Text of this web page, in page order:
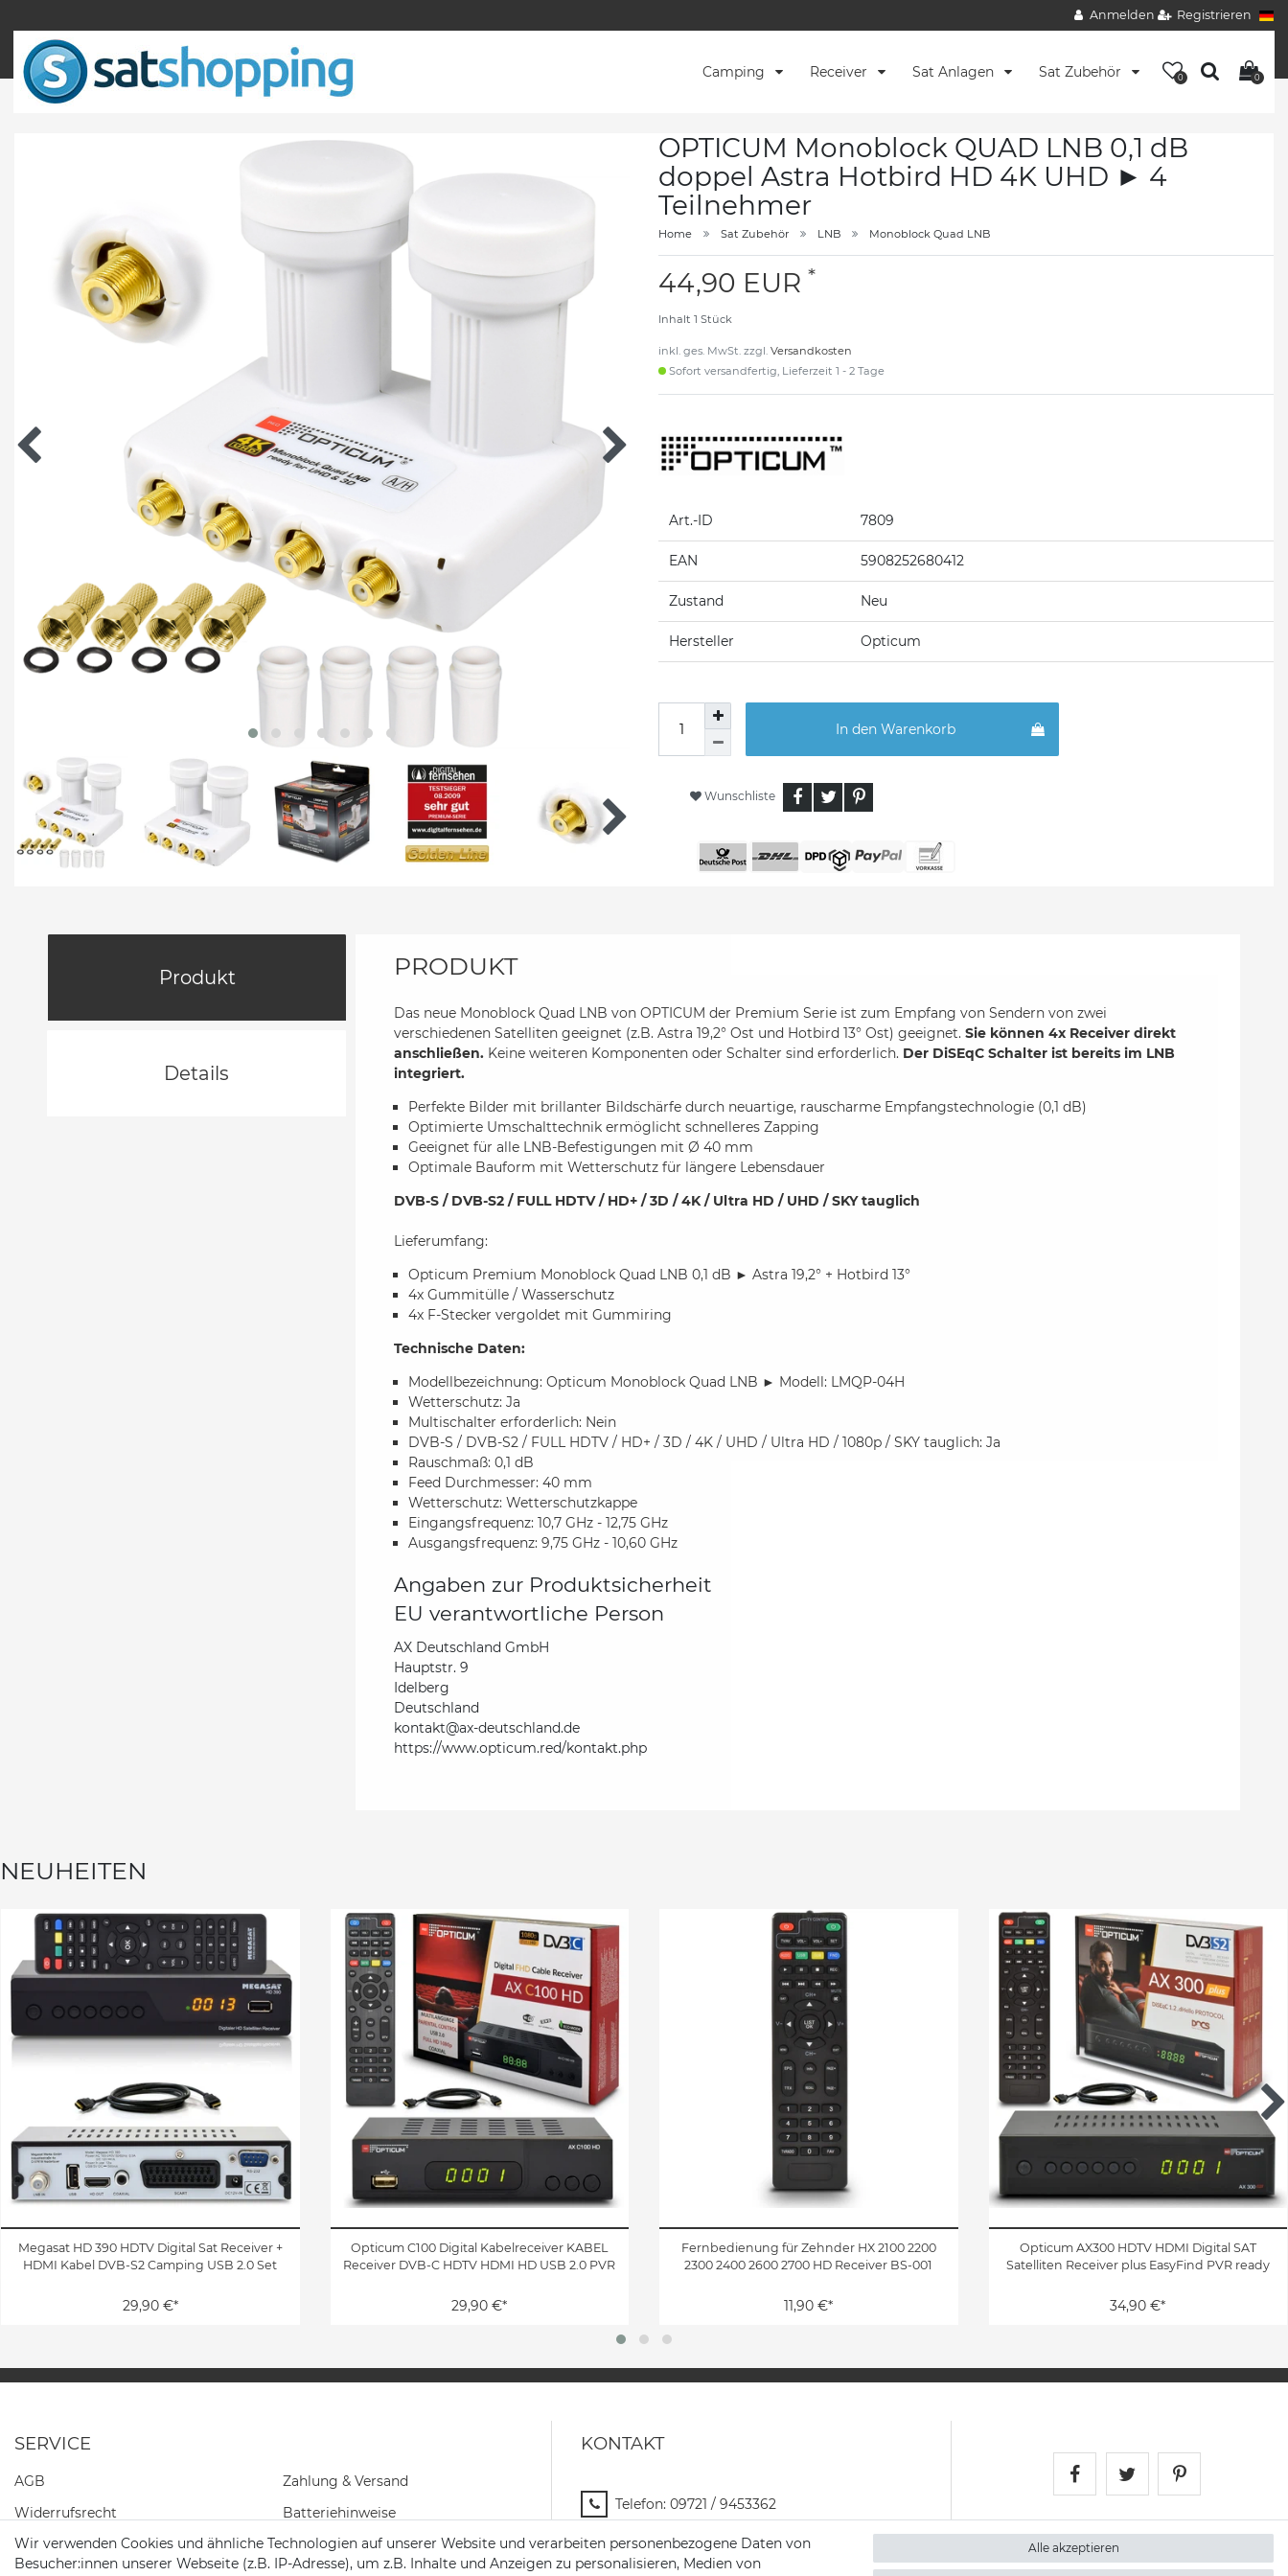
Anmelden Registrieren
Camping Receiver Sat Anlagen Sat Zubehör 0 0
OPTICUM Monoblock QUAD LNB 0,1 dB
doppel Astra Hotbird HD 4K UHD ► 4
Teilnehmer
Home Sat Zubehör LNB Monoblock Quad LNB
44,90 EUR *
Inhalt 1 Stück
inkl. ges. MwSt. zzgl. Versandkosten
Sofort versandfertig, Lieferzeit 1 - 2 Tage
Art.-ID 7809
EAN 5908252680412
Zustand Neu
Hersteller Opticum
In den Warenkorb
Wunschliste
Produkt
Details
PRODUKT
Das neue Monoblock Quad LNB von OPTICUM der Premium Serie ist zum Empfang von Sendern von zwei
verschiedenen Satelliten geeignet (z.B. Astra 19,2° Ost und Hotbird 13° Ost) geeignet. Sie können 4x Receiver direkt
anschließen. Keine weiteren Komponenten oder Schalter sind erforderlich. Der DiSEqC Schalter ist bereits im LNB
integriert.
Perfekte Bilder mit brillanter Bildschärfe durch neuartige, rauscharme Empfangstechnologie (0,1 dB)
Optimierte Umschalttechnik ermöglicht schnelleres Zapping
Geeignet für alle LNB-Befestigungen mit Ø 40 mm
Optimale Bauform mit Wetterschutz für längere Lebensdauer
DVB-S / DVB-S2 / FULL HDTV / HD+ / 3D / 4K / Ultra HD / UHD / SKY tauglich
Lieferumfang:
Opticum Premium Monoblock Quad LNB 0,1 dB ► Astra 19,2° + Hotbird 13°
4x Gummitülle / Wasserschutz
4x F-Stecker vergoldet mit Gummiring
Technische Daten:
Modellbezeichnung: Opticum Monoblock Quad LNB ► Modell: LMQP-04H
Wetterschutz: Ja
Multischalter erforderlich: Nein
DVB-S / DVB-S2 / FULL HDTV / HD+ / 3D / 4K / UHD / Ultra HD / 1080p / SKY tauglich: Ja
Rauschmaß: 0,1 dB
Feed Durchmesser: 40 mm
Wetterschutz: Wetterschutzkappe
Eingangsfrequenz: 10,7 GHz - 12,75 GHz
Ausgangsfrequenz: 9,75 GHz - 10,60 GHz
Angaben zur Produktsicherheit
EU verantwortliche Person
AX Deutschland GmbH
Hauptstr. 9
Idelberg
Deutschland
kontakt@ax-deutschland.de
https://www.opticum.red/kontakt.php
NEUHEITEN
Megasat HD 390 HDTV Digital Sat Receiver +
HDMI Kabel DVB-S2 Camping USB 2.0 Set
29,90 €*
Opticum C100 Digital Kabelreceiver KABEL
Receiver DVB-C HDTV HDMI HD USB 2.0 PVR
29,90 €*
Fernbedienung für Zehnder HX 2100 2200
2300 2400 2600 2700 HD Receiver BS-001
11,90 €*
Opticum AX300 HDTV HDMI Digital SAT
Satelliten Receiver plus EasyFind PVR ready
34,90 €*
SERVICE
AGB
Widerrufs­recht
Daten­schutz­erklärung
Zahlung & Versand
Batteriehinweise
KONTAKT
Telefon: 09721 / 9453362
Mail:info@satshopping.de
Wir verwenden Cookies und ähnliche Technologien auf unserer Website und verarbeiten personenbezogene Daten von
Besucher:innen unserer Webseite (z.B. IP-Adresse), um z.B. Inhalte und Anzeigen zu personalisieren, Medien von
Alle akzeptieren